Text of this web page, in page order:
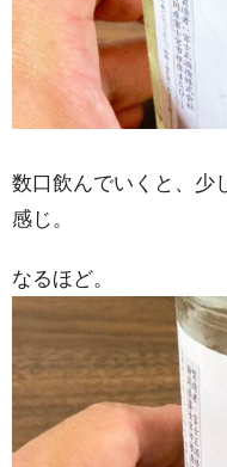
数口飲んでいくと、少
感じ。
なるほど。